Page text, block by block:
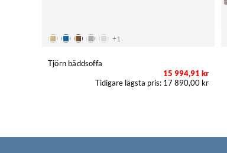
+1
Tjörn bäddsoffa
15 994,91 kr
17 890,00 kr